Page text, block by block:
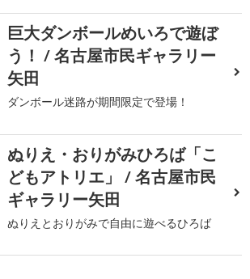
巨大ダンボールめいろで遊ぼ
う！ / 名古屋市民ギャラリー
矢田
ダンボール迷路が期間限定で登場！
ぬりえ・おりがみひろば「こ
どもアトリエ」 / 名古屋市民
ギャラリー矢田
ぬりえとおりがみで自由に遊べるひろば